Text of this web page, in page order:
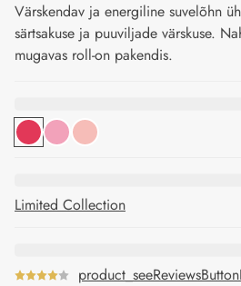
Värskendav ja energiline suvelõhn
särtsakuse ja puuviljade värskuse.
mugavas roll-on pakendis.
Limited Collection